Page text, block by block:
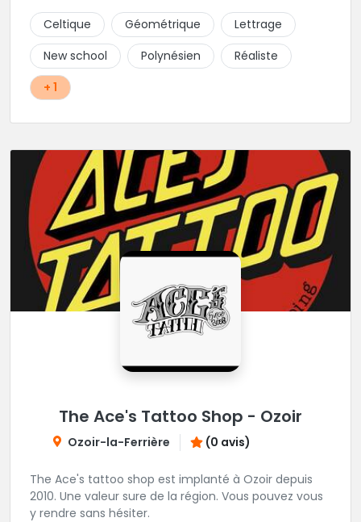
Celtique
Géométrique
Lettrage
New school
Polynésien
Réaliste
+ 1
The Ace's Tattoo Shop - Ozoir
Ozoir-la-Ferrière (0 avis)
The Ace's tattoo shop est implanté à Ozoir depuis
2010. Une valeur sure de la région. Vous pouvez vous
y rendre sans hésiter.